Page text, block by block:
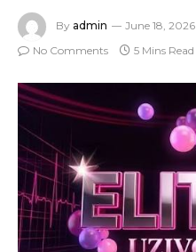
By admin June 18, 2026
No Comments
5 Mins Read